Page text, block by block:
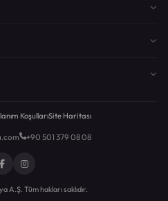
KoşullarıSite Haritası
+90 501 379 08 08
A.Ş. Tüm hakları saklıdır.